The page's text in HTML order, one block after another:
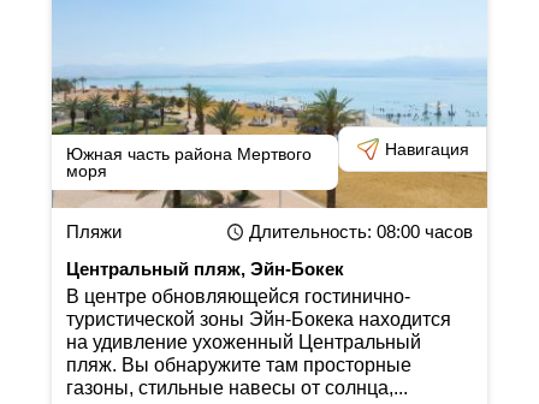
Южная часть района Мертвого
моря
Навигация
Пляжи Длительность: 08:00часов
Центральный пляж, Эйн-Бокек
В центре обновляющейся гостинично-
туристической зоны Эйн-Бокека находится
на удивление ухоженный Центральный
пляж. Вы обнаружите там просторные
газоны, стильные навесы от солнца,...